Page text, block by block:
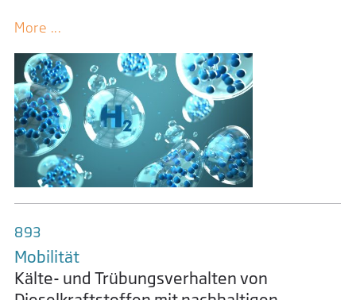
More ...
893
Mobilität
Kälte- und Trübungsverhalten von